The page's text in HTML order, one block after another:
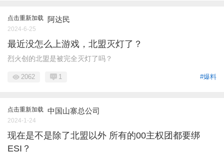
点击重新加载 阿达民
2024-6-25
最近没怎么上游戏，北盟灭灯了？
烈火创的北盟是被完全灭灯了吗？
#爆料
2062 1
点击重新加载 中国山寨总公司
2024-1-24
现在是不是除了北盟以外 所有的00主权团都要绑
ESI？